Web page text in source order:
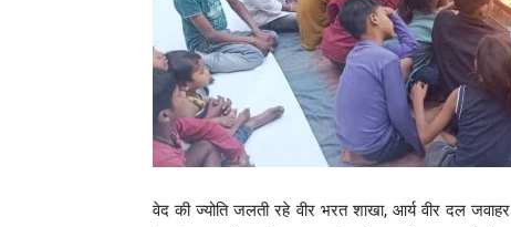
वेद की ज्योति जलती रहे वीर भरत शाखा, आर्य वीर दल